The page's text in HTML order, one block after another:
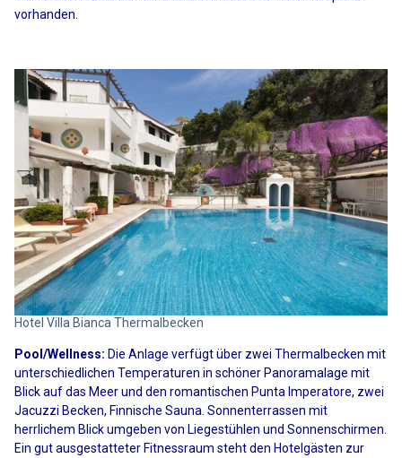
vorhanden.
Hotel Villa Bianca Thermalbecken
Pool/Wellness: Die Anlage verfügt über zwei Thermalbecken mit
unterschiedlichen Temperaturen in schöner Panoramalage mit
Blick auf das Meer und den romantischen Punta Imperatore, zwei
Jacuzzi Becken, Finnische Sauna. Sonnenterrassen mit
herrlichem Blick umgeben von Liegestühlen und Sonnenschirmen.
Ein gut ausgestatteter Fitnessraum steht den Hotelgästen zur